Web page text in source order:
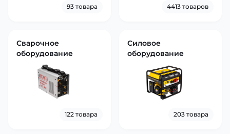
93 товара 4413 товаров
Сварочное
оборудование
122 товара
Силовое
оборудование
203 товара